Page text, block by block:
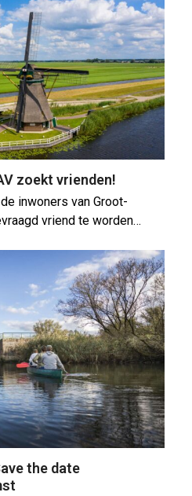
zoekt vrienden!
inwoners van Groot-
vriend te worden…
the date